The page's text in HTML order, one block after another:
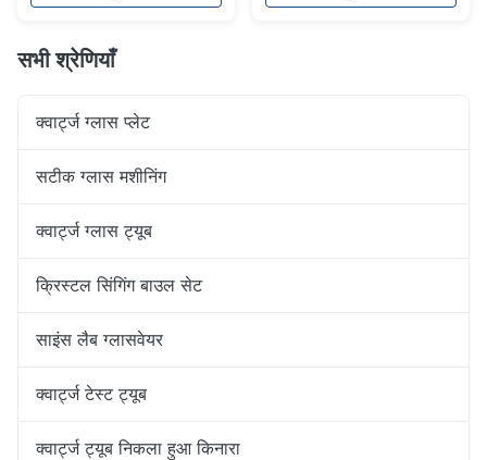
सभी श्रेणियाँ
क्वार्ट्ज ग्लास प्लेट
सटीक ग्लास मशीनिंग
क्वार्ट्ज ग्लास ट्यूब
क्रिस्टल सिंगिंग बाउल सेट
साइंस लैब ग्लासवेयर
क्वार्ट्ज टेस्ट ट्यूब
क्वार्ट्ज ट्यूब निकला हुआ किनारा